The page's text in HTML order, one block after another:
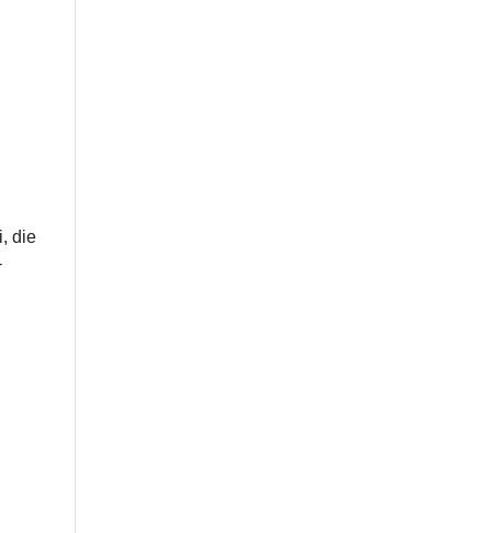
die